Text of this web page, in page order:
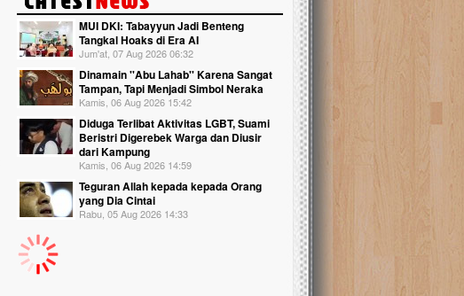
MUI DKI: Tabayyun Jadi Benteng
Tangkal Hoaks di Era AI
Jum'at, 07 Aug 2026 06:32
Dinamain ''Abu Lahab'' Karena Sangat
Tampan, Tapi Menjadi Simbol Neraka
Kamis, 06 Aug 2026 15:42
Diduga Terlibat Aktivitas LGBT, Suami
Beristri Digerebek Warga dan Diusir
dari Kampung
Kamis, 06 Aug 2026 14:59
Teguran Allah kepada kepada Orang
yang Dia Cintai
Rabu, 05 Aug 2026 14:33